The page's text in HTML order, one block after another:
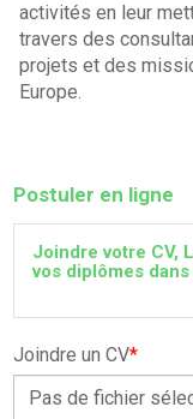
activités en leur
travers des
projets et des
Europe.
Postuler en ligne
Joindre votre CV,
vos diplômes
Joindre un CV*
Pas de fichier